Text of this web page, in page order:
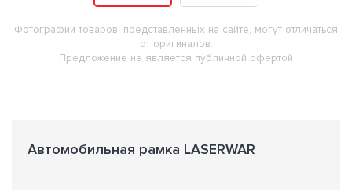
Фотографии товаров, представленных на сайте, могут отличаться
от оригиналов.
Предложение не является публичной офертой
Автомобильная рамка LASERWAR